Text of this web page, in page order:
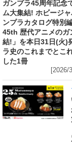
ガンプラ45周年記念
ム大集結! ホビージ
ンプラカタログ特別
45th 歴代アニメのガ
結!」を本日31日(火)
ラ史のこれまでとこ
した1冊
[2026/